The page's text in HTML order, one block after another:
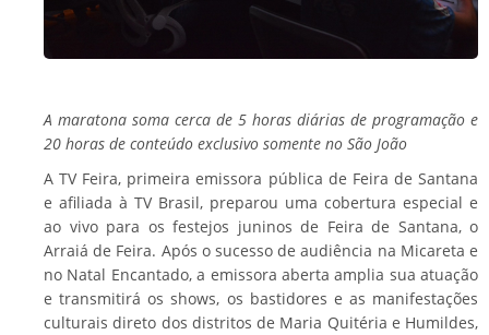
A maratona soma cerca de 5 horas diárias de programação e
20 horas de conteúdo exclusivo somente no São João
A TV Feira, primeira emissora pública de Feira de Santana
e afiliada à TV Brasil, preparou uma cobertura especial e
ao vivo para os festejos juninos de Feira de Santana, o
Arraiá de Feira. Após o sucesso de audiência na Micareta e
no Natal Encantado, a emissora aberta amplia sua atuação
e transmitirá os shows, os bastidores e as manifestações
culturais direto dos distritos de Maria Quitéria e Humildes,